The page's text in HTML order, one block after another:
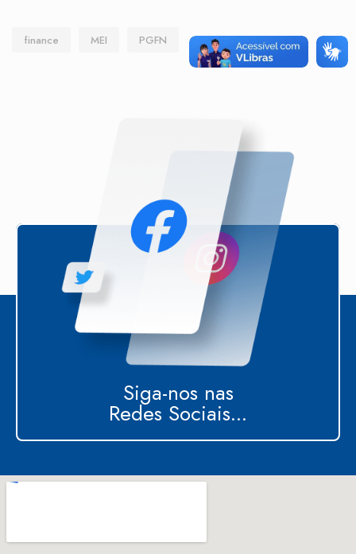
finance MEI PGFN
Siga-nos nas
Redes Sociais...